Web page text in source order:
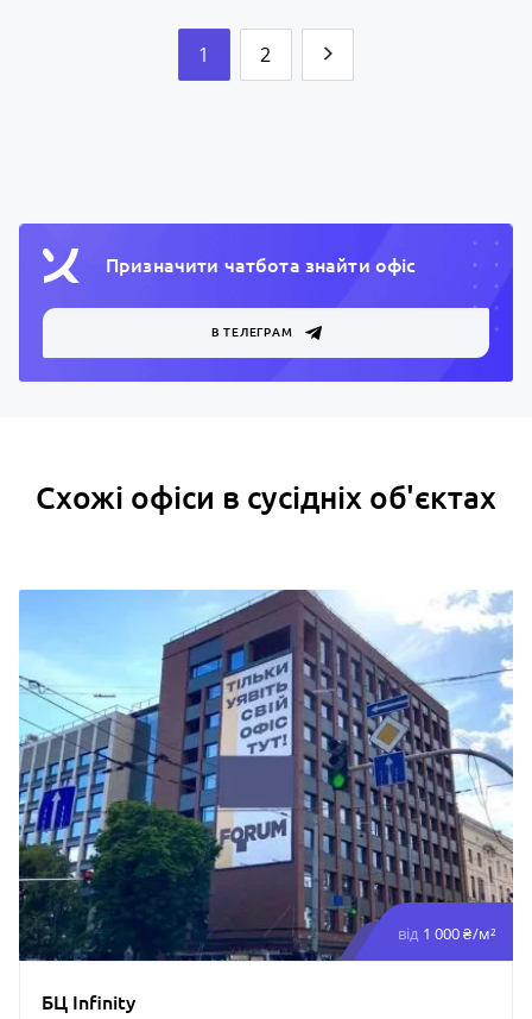
1 2
Призначити чатбота знайти офiс
В ТЕЛЕГРАМ
Схожі офіси в сусідніх об'єктах
від 1 000 ₴/м²
БЦ Infinity